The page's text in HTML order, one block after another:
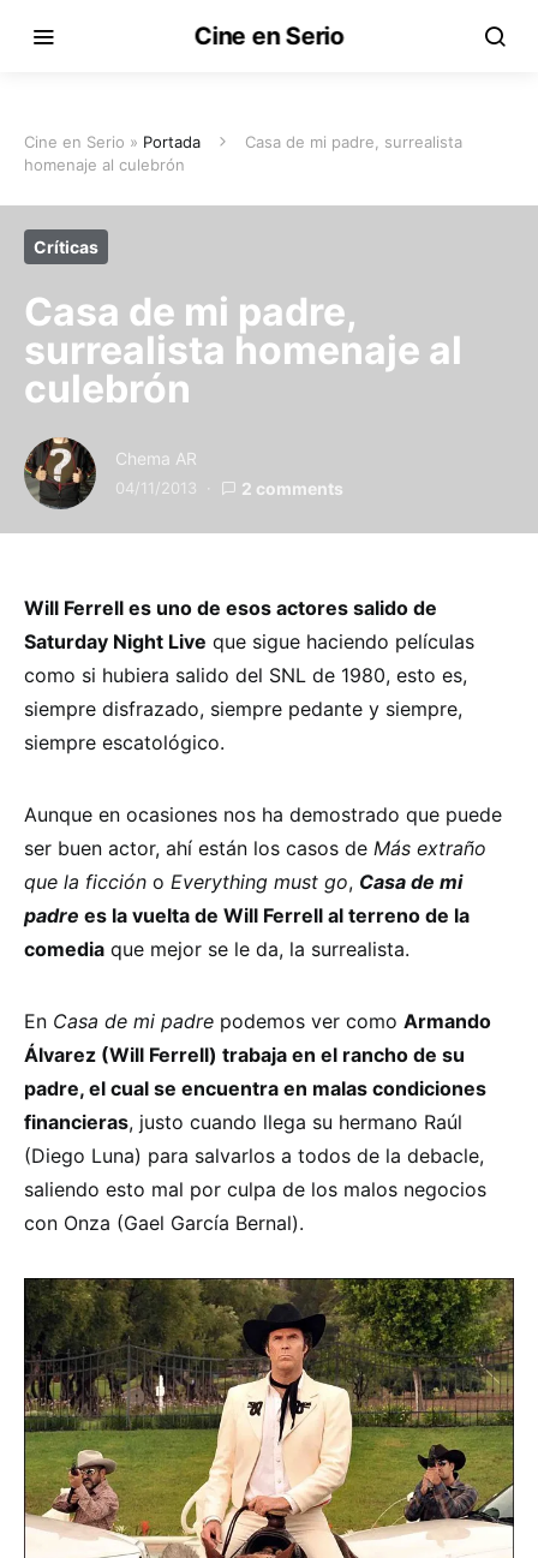
Cine en Serio
Cine en Serio » Portada
Casa de mi padre, surrealista
homenaje al culebrón
Críticas
Casa de mi padre,
surrealista homenaje al
culebrón
Chema AR
04/11/2013 2 comments
Will Ferrell es uno de esos actores salido de
Saturday Night Live que sigue haciendo películas
como si hubiera salido del SNL de 1980, esto es,
siempre disfrazado, siempre pedante y siempre,
siempre escatológico.
Aunque en ocasiones nos ha demostrado que puede
ser buen actor, ahí están los casos de Más extraño
que la ficción o Everything must go, Casa de mi
padre es la vuelta de Will Ferrell al terreno de la
comedia que mejor se le da, la surrealista.
En Casa de mi padre podemos ver como Armando
Álvarez (Will Ferrell) trabaja en el rancho de su
padre, el cual se encuentra en malas condiciones
financieras, justo cuando llega su hermano Raúl
(Diego Luna) para salvarlos a todos de la debacle,
saliendo esto mal por culpa de los malos negocios
con Onza (Gael García Bernal).